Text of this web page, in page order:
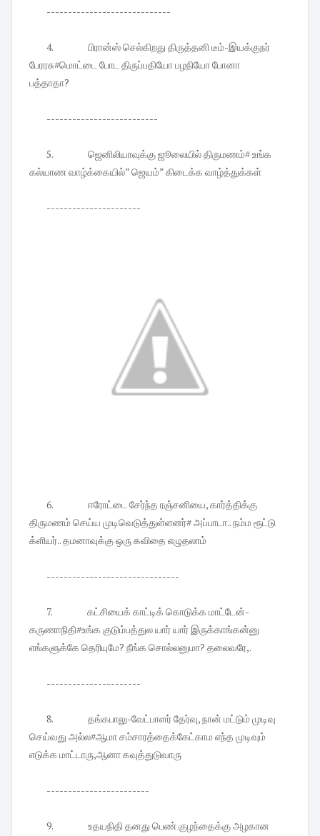
-----------------------------
4.
பிரான்ஸ் செல்கிறது திருத்தனி டீம்-இயக்குநர்
பேரரசு#மொட்டை போட திருப்பதியோ பழநியோ போனா
பத்தாதா?
--------------------------
5.
ஜெனிலியாவுக்கு ஜூலையில் திருமணம்# உங்க
கல்யாண வாழ்க்கையில்” ஜெயம்” கிடைக்க வாழ்த்துக்கள்
----------------------
6.
ஈரோட்டை சேர்ந்த ரஞ்சனியை, கார்த்திக்கு
திருமணம் செய்ய முடிவெடுத்துள்ளனர்# அப்பாடா.. நம்ம ரூட்டு
க்ளியர்.. தமனாவுக்கு ஒரு கவிதை எழுதலாம்
-------------------------------
7.
கட்சியைக் காட்டிக் கொடுக்க மாட்டேன்-
கருணாநிதி#உங்க குடும்பத்துல யார் யார் இருக்காங்கன்னு
எங்களுக்கே தெரியுமே? நீங்க சொல்லனுமா? தலைவரே,.
----------------------
8.
தங்கபாலு-வேட்பாளர் தேர்வு, நான் மட்டும் முடிவு
செய்வது அல்ல#ஆமா சம்சாரத்தைக்கேட்காம எந்த முடிவும்
எடுக்க மாட்டாரு,ஆனா கவுத்துடுவாரு
------------------------
9.
உதயநிதி தனது பெண் குழந்தைக்கு அழகான